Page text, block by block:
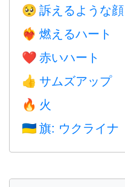
🥺 訴えるような顔
❤️‍🔥 燃えるハート
❤️ 赤いハート
👍 サムズアップ
🔥 火
🇺🇦 旗: ウクライナ